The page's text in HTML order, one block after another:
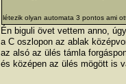
létezik olyan automata 3 pontos ami
Én biguli övet vettem anno,
a C oszlopon az ablak
az alsó az ülés támla
és középen az ülés mögött is